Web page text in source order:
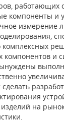
работающих
компоненты и
измерение
комплексных
компонентов и
на